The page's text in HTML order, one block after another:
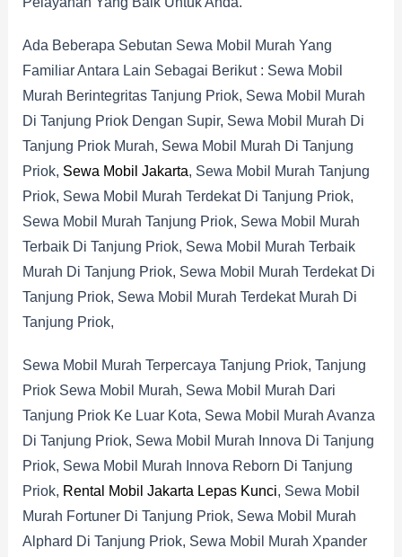
Ada Beberapa Sebutan Sewa Mobil Murah Yang
Familiar Antara Lain Sebagai Berikut : Sewa Mobil
Murah Berintegritas Tanjung Priok, Sewa Mobil Murah
Di Tanjung Priok Dengan Supir, Sewa Mobil Murah Di
Tanjung Priok Murah, Sewa Mobil Murah Di Tanjung
Priok, Sewa Mobil Jakarta, Sewa Mobil Murah Tanjung
Priok, Sewa Mobil Murah Terdekat Di Tanjung Priok,
Sewa Mobil Murah Tanjung Priok, Sewa Mobil Murah
Terbaik Di Tanjung Priok, Sewa Mobil Murah Terbaik
Murah Di Tanjung Priok, Sewa Mobil Murah Terdekat Di
Tanjung Priok, Sewa Mobil Murah Terdekat Murah Di
Tanjung Priok,
Sewa Mobil Murah Terpercaya Tanjung Priok, Tanjung
Priok Sewa Mobil Murah, Sewa Mobil Murah Dari
Tanjung Priok Ke Luar Kota, Sewa Mobil Murah Avanza
Di Tanjung Priok, Sewa Mobil Murah Innova Di Tanjung
Priok, Sewa Mobil Murah Innova Reborn Di Tanjung
Priok, Rental Mobil Jakarta Lepas Kunci, Sewa Mobil
Murah Fortuner Di Tanjung Priok, Sewa Mobil Murah
Alphard Di Tanjung Priok, Sewa Mobil Murah Xpander